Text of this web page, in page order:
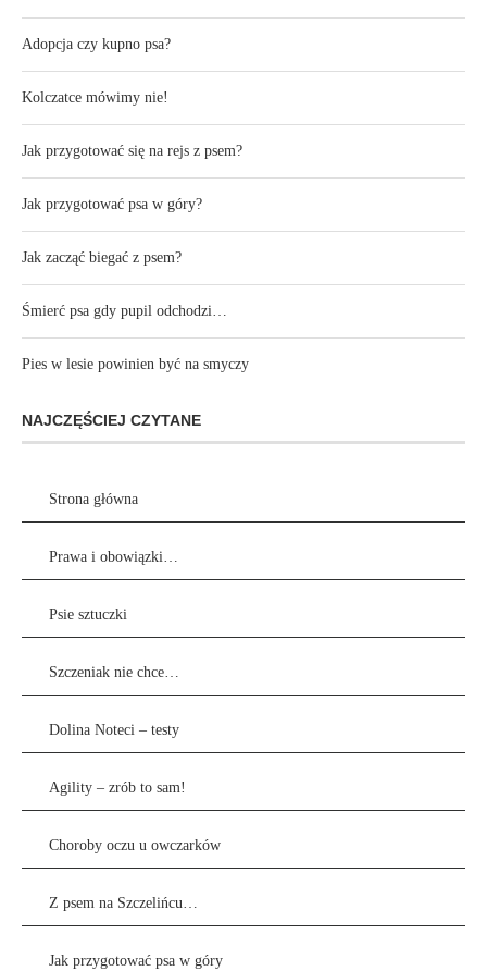
Adopcja czy kupno psa?
Kolczatce mówimy nie!
Jak przygotować się na rejs z psem?
Jak przygotować psa w góry?
Jak zacząć biegać z psem?
Śmierć psa gdy pupil odchodzi…
Pies w lesie powinien być na smyczy
NAJCZĘŚCIEJ CZYTANE
Strona główna
Prawa i obowiązki…
Psie sztuczki
Szczeniak nie chce…
Dolina Noteci – testy
Agility – zrób to sam!
Choroby oczu u owczarków
Z psem na Szczelińcu…
Jak przygotować psa w góry